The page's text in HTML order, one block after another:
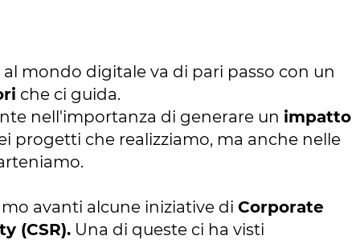
mondo digitale va di pari passo con un
che ci guida.
nell'importanza di generare un impatto
progetti che realizziamo, ma anche nelle
avanti alcune iniziative di Corporate
(CSR). Una di queste ci ha visti